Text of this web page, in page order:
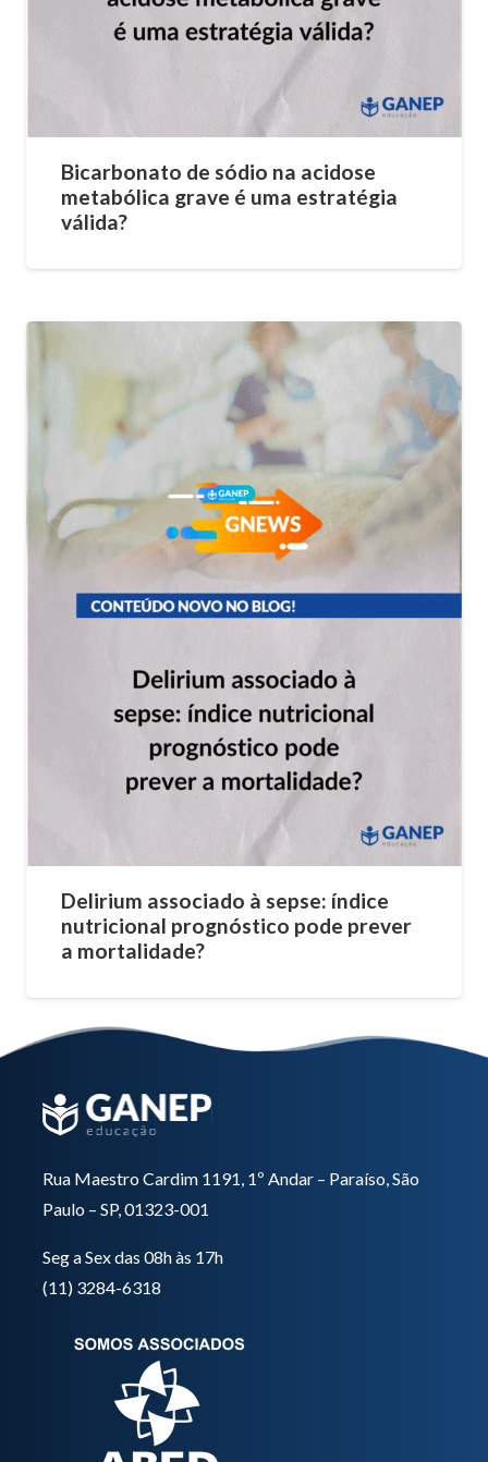
Bicarbonato de sódio na acidose
metabólica grave é uma estratégia
válida?
Delirium associado à sepse: índice
nutricional prognóstico pode prever
a mortalidade?
Rua Maestro Cardim 1191, 1º Andar – Paraíso, São
Paulo – SP, 01323-001
Seg a Sex das 08h às 17h
(11) 3284-6318